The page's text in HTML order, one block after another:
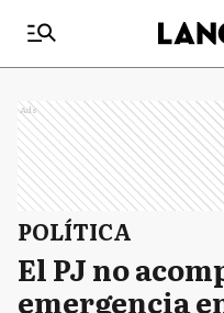
Ads
POLÍTICA
El PJ no
emergencia